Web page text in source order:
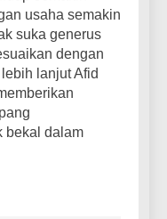
usaha semakin
suka generus
dengan
lanjut Afid
bekal dalam